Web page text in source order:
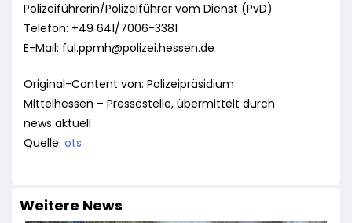
Polizeiführerin/Polizeiführer vom Dienst (PvD)
Telefon: +49 641/7006-3381
E-Mail: ful.ppmh@polizei.hessen.de
Original-Content von: Polizeipräsidium
Mittelhessen – Pressestelle, übermittelt durch
news aktuell
Quelle: ots
Weitere News